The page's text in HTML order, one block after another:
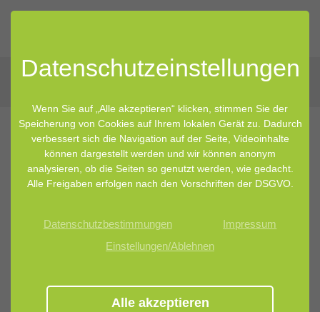
29.06.2018 11:29 von Kristin Neumann
Aktuelle Trends aus der
Berlin
Datenschutz­einstellungen
Wenn Sie auf „Alle akzeptieren“ klicken, stimmen Sie der
Speicherung von Cookies auf Ihrem lokalen Gerät zu. Dadurch
verbessert sich die Navigation auf der Seite, Videoinhalte
können dargestellt werden und wir können anonym
analysieren, ob die Seiten so genutzt werden, wie gedacht.
Alle Freigaben erfolgen nach den Vorschriften der DSGVO.
Datenschutzbestimmungen
Impressum
Einstellungen/Ablehnen